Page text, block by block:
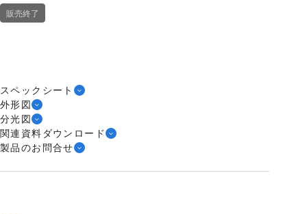
販売終了
スペックシート
外形図
分光図
関連資料ダウンロード
製品のお問合せ